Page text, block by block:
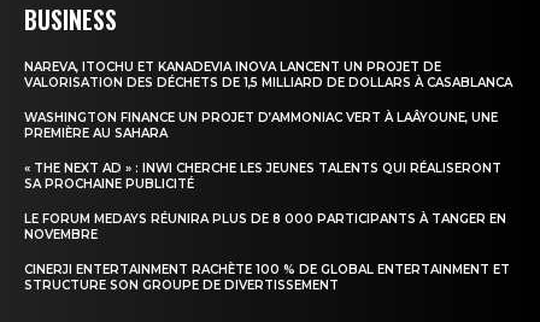
BUSINESS
NAREVA, ITOCHU ET KANADEVIA INOVA LANCENT UN PROJET DE
VALORISATION DES DÉCHETS DE 1,5 MILLIARD DE DOLLARS À CASABLANCA
WASHINGTON FINANCE UN PROJET D’AMMONIAC VERT À LAÂYOUNE, UNE
PREMIÈRE AU SAHARA
« THE NEXT AD » : INWI CHERCHE LES JEUNES TALENTS QUI RÉALISERONT
SA PROCHAINE PUBLICITÉ
LE FORUM MEDAYS RÉUNIRA PLUS DE 8 000 PARTICIPANTS À TANGER EN
NOVEMBRE
CINERJI ENTERTAINMENT RACHÈTE 100 % DE GLOBAL ENTERTAINMENT ET
STRUCTURE SON GROUPE DE DIVERTISSEMENT